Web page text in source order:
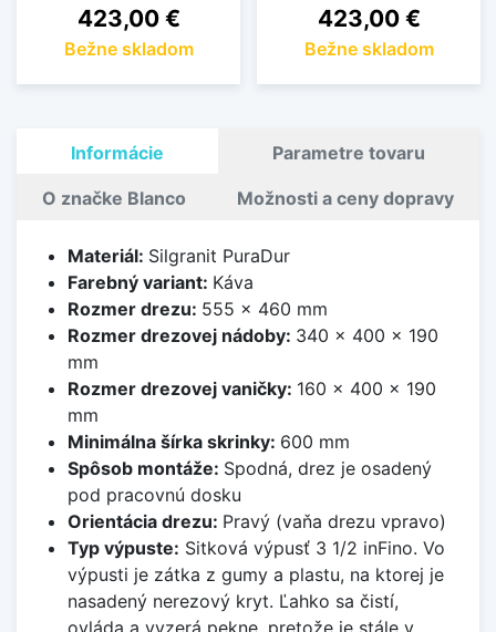
Cena
423,00 €
Bežne skladom
Cena
423,00 €
Bežne skladom
Informácie Parametre tovaru
O značke Blanco Možnosti a ceny dopravy
Materiál: Silgranit PuraDur
Farebný variant: Káva
Rozmer drezu: 555 x 460 mm
Rozmer drezovej nádoby: 340 x 400 x 190
mm
Rozmer drezovej vaničky: 160 x 400 x 190
mm
Minimálna šírka skrinky: 600 mm
Spôsob montáže: Spodná, drez je osadený
pod pracovnú dosku
Orientácia drezu: Pravý (vaňa drezu vpravo)
Typ výpuste: Sitková výpusť 3 1/2 inFino. Vo
výpusti je zátka z gumy a plastu, na ktorej je
nasadený nerezový kryt. Ľahko sa čistí,
ovláda a vyzerá pekne, pretože je stále v